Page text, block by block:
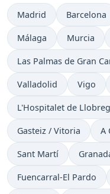
Madrid Barcelona
Málaga Murcia
Las Palmas de Gran
Valladolid Vigo
L'Hospitalet de
Gasteiz / Vitoria A
Sant Martí
Fuencarral-El Pardo